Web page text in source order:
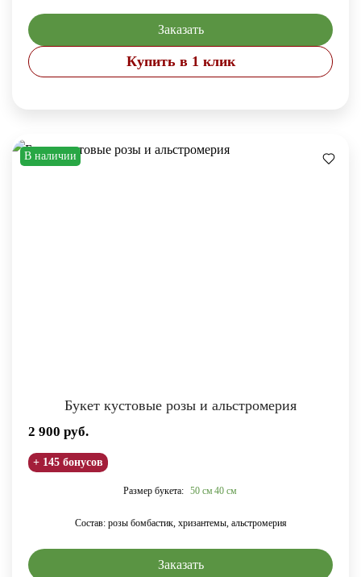
Заказать
Купить в 1 клик
В наличии
Букет кустовые розы и альстромерия
2 900 руб.
+ 145 бонусов
Размер букета: 50 см 40 см
Состав: розы бомбастик, хризантемы, альстромерия
Заказать